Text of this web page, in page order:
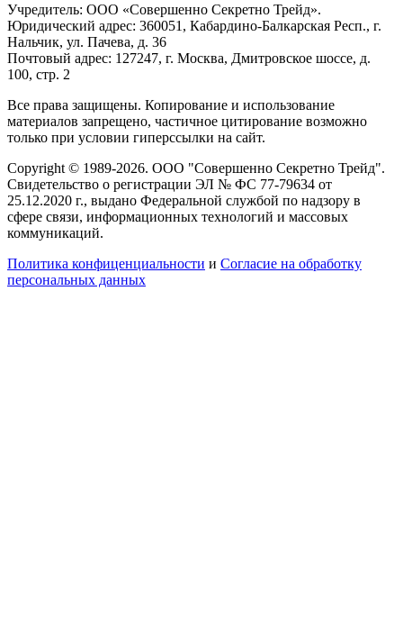
Учредитель: ООО «Совершенно Секретно Трейд».
Юридический адрес: 360051, Кабардино-Балкарская Респ., г.
Нальчик, ул. Пачева, д. 36
Почтовый адрес: 127247, г. Москва, Дмитровское шоссе, д.
100, стр. 2
Все права защищены. Копирование и использование
материалов запрещено, частичное цитирование возможно
только при условии гиперссылки на сайт.
Copyright © 1989-2026. ООО "Совершенно Секретно Трейд".
Свидетельство о регистрации ЭЛ № ФС 77-79634 от
25.12.2020 г., выдано Федеральной службой по надзору в
сфере связи, информационных технологий и массовых
коммуникаций.
Политика конфиценциальности и Согласие на обработку
персональных данных